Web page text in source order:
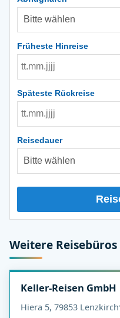
Früheste Hinreise
Späteste Rückreise
Reisedauer
Weitere
Keller-Reisen GmbH
Hiera 5, 79853 Lenzkirch